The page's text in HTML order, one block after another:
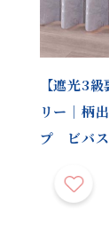
【遮光3
リー｜柄
プ ビバ